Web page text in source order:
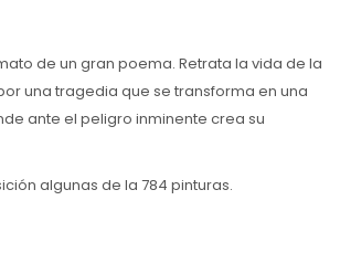
de un gran poema. Retrata la vida de la
una tragedia que se transforma en una
ante el peligro inminente crea su
algunas de la 784 pinturas.